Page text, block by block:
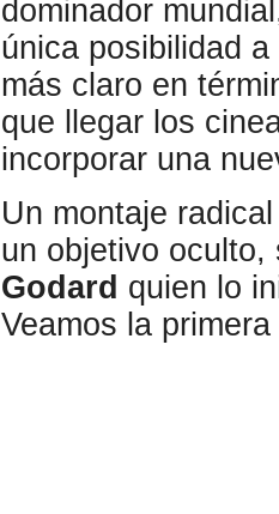
dominador
única posibilidad
más claro en
que llegar los
incorporar una
Un montaje
un objetivo
Godard quien lo
Veamos la